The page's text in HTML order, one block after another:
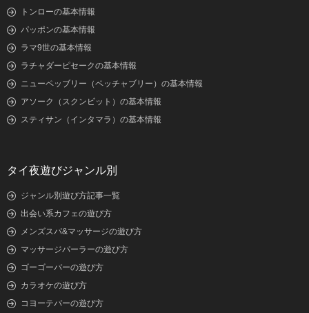
トンローの基本情報
パッポンの基本情報
ラマ9世の基本情報
ラチャダーピセークの基本情報
ニューペッブリー（ペッチャブリー）の基本情報
アソーク（スクンビット）の基本情報
スティサン（インタマラ）の基本情報
タイ夜遊びジャンル別
ジャンル別遊び方記事一覧
出会い系カフェの遊び方
メンズスパ&マッサージの遊び方
マッサージパーラーの遊び方
ゴーゴーバーの遊び方
カラオケの遊び方
コヨーテバーの遊び方